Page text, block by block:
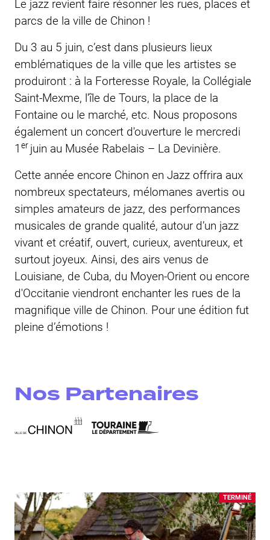
Le jazz revient faire résonner les rues, places et
parcs de la ville de Chinon !
Du 3 au 5 juin, c’est dans plusieurs lieux
emblématiques de la ville que les artistes se
produiront : à la Forteresse Royale, la Collégiale
Saint-Mexme, l'île de Tours, la place de la
Fontaine ou le marché, etc. Nous proposons
également un concert d'ouverture le mercredi
1 er juin au Musée Rabelais – La Devinière.
Cette année encore Chinon en Jazz offrira aux
nombreux spectateurs, mélomanes avertis ou
simples amateurs de jazz, des performances
musicales de grande qualité, autour d’un jazz
vivant et créatif, ouvert, curieux, aventureux, et
surtout joyeux. Ainsi, des airs venus de
Louisiane, de Cuba, du Moyen-Orient ou encore
d'Occitanie viendront enchanter les rues de la
magnifique ville de Chinon. Pour une édition fut
pleine d’émotions !
Nos Partenaires
TERMINÉ